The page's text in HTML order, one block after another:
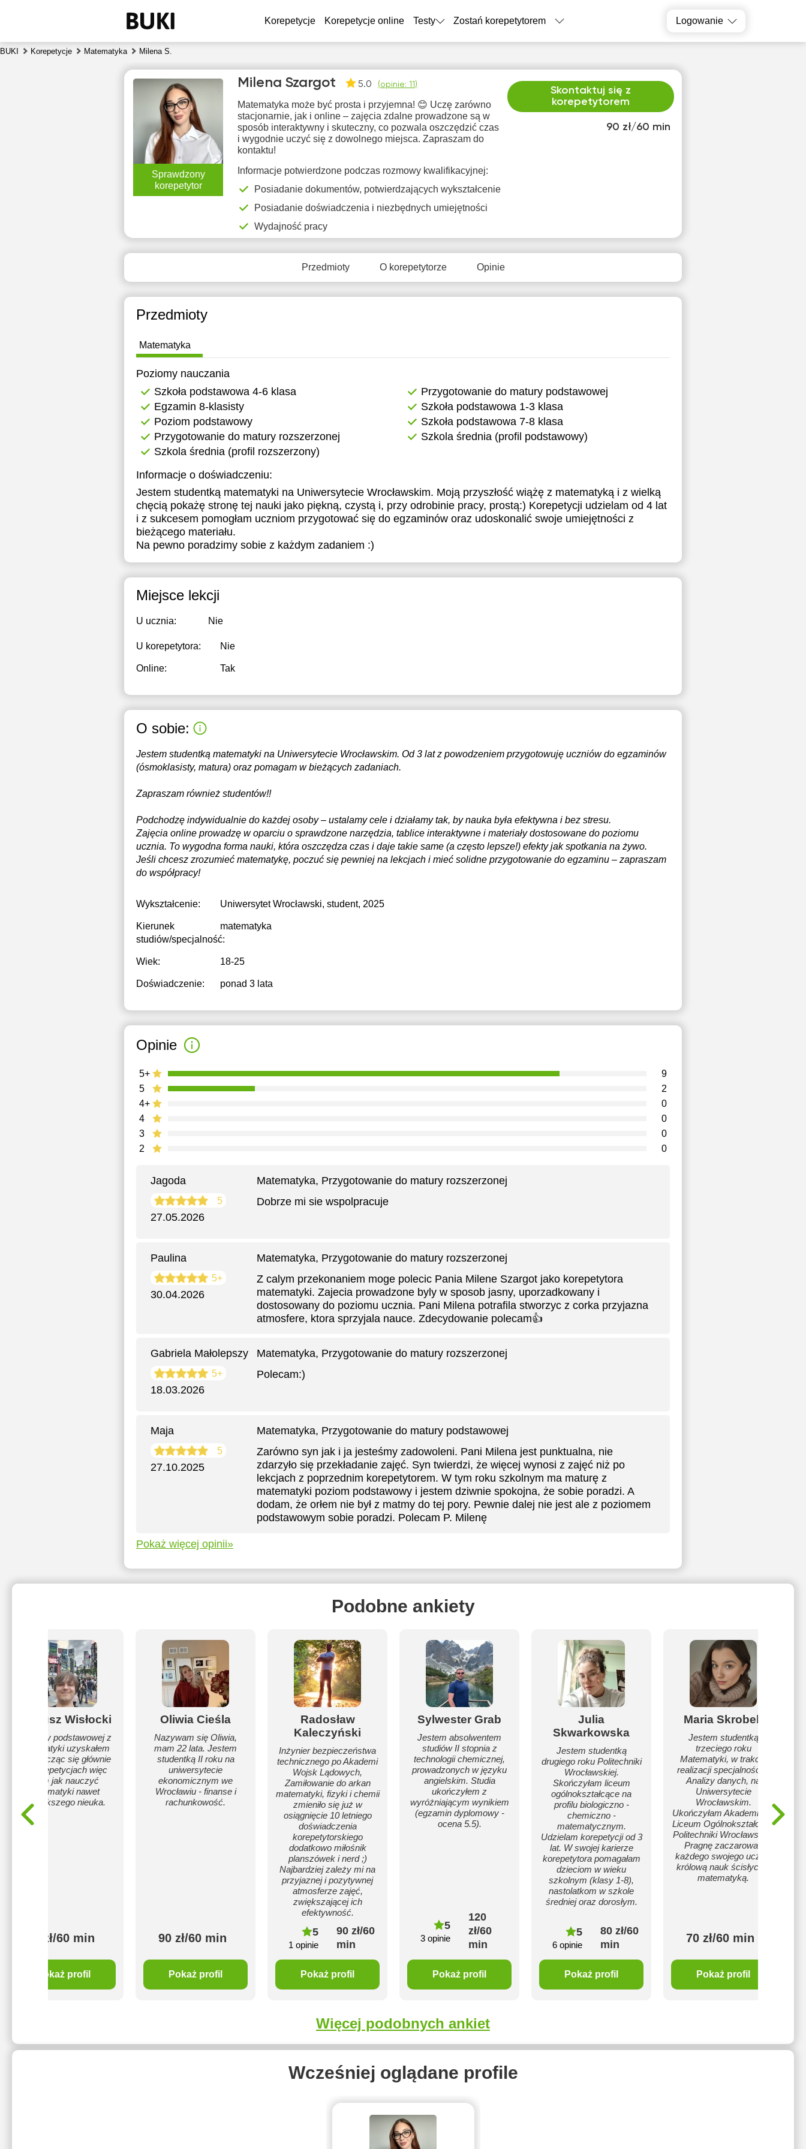
Korepetycje Korepetycje online Testy Zostań korepetytorem Logowanie
BUKI Korepetycje Matematyka Milena S.
Sprawdzony
korepetytor
90 zł/60 min
Skontaktuj się z
korepetytorem
Milena Szargot 5.0 (opinie: 11 )
Matematyka może być prosta i przyjemna! 😊 Uczę zarówno
stacjonarnie, jak i online – zajęcia zdalne prowadzone są w
sposób interaktywny i skuteczny, co pozwala oszczędzić czas
i wygodnie uczyć się z dowolnego miejsca. Zapraszam do
kontaktu!
Informacje potwierdzone podczas rozmowy kwalifikacyjnej:
Posiadanie dokumentów, potwierdzających wykształcenie
Posiadanie doświadczenia i niezbędnych umiejętności
Wydajność pracy
Przedmioty O korepetytorze Opinie
Przedmioty
Matematyka
Poziomy nauczania
Szkoła podstawowa 4-6 klasa
Przygotowanie do matury podstawowej
Egzamin 8-klasisty
Szkoła podstawowa 1-3 klasa
Poziom podstawowy
Szkoła podstawowa 7-8 klasa
Przygotowanie do matury rozszerzonej
Szkola średnia (profil podstawowy)
Szkola średnia (profil rozszerzony)
Informacje o doświadczeniu:
Jestem studentką matematyki na Uniwersytecie Wrocławskim. Moją przyszłość wiążę z matematyką i z wielką
chęcią pokażę stronę tej nauki jako piękną, czystą i, przy odrobinie pracy, prostą:) Korepetycji udzielam od 4 lat
i z sukcesem pomogłam uczniom przygotować się do egzaminów oraz udoskonalić swoje umiejętności z
bieżącego materiału.
Na pewno poradzimy sobie z każdym zadaniem :)
Miejsce lekcji
U ucznia: Nie
U korepetytora: Nie
Online: Tak
O sobie:
Jestem studentką matematyki na Uniwersytecie Wrocławskim. Od 3 lat z powodzeniem przygotowuję uczniów do egzaminów
(ósmoklasisty, matura) oraz pomagam w bieżących zadaniach.
Zapraszam również studentów!!
Podchodzę indywidualnie do każdej osoby – ustalamy cele i działamy tak, by nauka była efektywna i bez stresu.
Zajęcia online prowadzę w oparciu o sprawdzone narzędzia, tablice interaktywne i materiały dostosowane do poziomu
ucznia. To wygodna forma nauki, która oszczędza czas i daje takie same (a często lepsze!) efekty jak spotkania na żywo.
Jeśli chcesz zrozumieć matematykę, poczuć się pewniej na lekcjach i mieć solidne przygotowanie do egzaminu – zapraszam
do współpracy!
Wykształcenie: Uniwersytet Wrocławski, student, 2025
Kierunek
studiów/specjalność:
matematyka
Wiek: 18-25
Doświadczenie: ponad 3 lata
Opinie
2 0
3 0
4 0
4+ 0
5 2
5+ 9
Jagoda
5
27.05.2026
Matematyka, Przygotowanie do matury rozszerzonej
Dobrze mi sie wspolpracuje
Paulina
5+
30.04.2026
Matematyka, Przygotowanie do matury rozszerzonej
Z calym przekonaniem moge polecic Pania Milene Szargot jako korepetytora
matematyki. Zajecia prowadzone byly w sposob jasny, uporzadkowany i
dostosowany do poziomu ucznia. Pani Milena potrafila stworzyc z corka przyjazna
atmosfere, ktora sprzyjala nauce. Zdecydowanie polecam👍
Gabriela Małolepszy
5+
18.03.2026
Matematyka, Przygotowanie do matury rozszerzonej
Polecam:)
Maja
5
27.10.2025
Matematyka, Przygotowanie do matury podstawowej
Zarówno syn jak i ja jesteśmy zadowoleni. Pani Milena jest punktualna, nie
zdarzyło się przekładanie zajęć. Syn twierdzi, że więcej wynosi z zajęć niż po
lekcjach z poprzednim korepetytorem. W tym roku szkolnym ma maturę z
matematyki poziom podstawowy i jestem dziwnie spokojna, że sobie poradzi. A
dodam, że orłem nie był z matmy do tej pory. Pewnie dalej nie jest ale z poziomem
podstawowym sobie poradzi. Polecam P. Milenę
Pokaż więcej opinii»
Podobne ankiety
Mateusz Wisłocki
Z matury podstawowej z
matematyki uzyskałem
100% ucząc się głównie
na korepetycjach więc
wiem jak nauczyć
matematyki nawet
największego nieuka.
70 zł/60 min
Pokaż profil
Oliwia Cieśla
Nazywam się Oliwia,
mam 22 lata. Jestem
studentką II roku na
uniwersytecie
ekonomicznym we
Wrocławiu - finanse i
rachunkowość.
90 zł/60 min
Pokaż profil
Radosław
Kaleczyński
Inżynier bezpieczeństwa
technicznego po Akademi
Wojsk Lądowych,
Zamiłowanie do arkan
matematyki, fizyki i chemii
zmieniło się już w
osiągnięcie 10 letniego
doświadczenia
korepetytorskiego
dodatkowo miłośnik
planszówek i nerd ;)
Najbardziej zależy mi na
przyjaznej i pozytywnej
atmosferze zajęć,
zwiększającej ich
efektywność.
5
1 opinie
90 zł/60
min
Pokaż profil
Sylwester Grab
Jestem absolwentem
studiów II stopnia z
technologii chemicznej,
prowadzonych w języku
angielskim. Studia
ukończyłem z
wyróżniającym wynikiem
(egzamin dyplomowy -
ocena 5.5).
5
3 opinie
120
zł/60
min
Pokaż profil
Julia
Skwarkowska
Jestem studentką
drugiego roku Politechniki
Wrocławskiej.
Skończyłam liceum
ogólnokształcące na
profilu biologiczno -
chemiczno -
matematycznym.
Udzielam korepetycji od 3
lat. W swojej karierze
korepetytora pomagałam
dzieciom w wieku
szkolnym (klasy 1-8),
nastolatkom w szkole
średniej oraz dorosłym.
5
6 opinie
80 zł/60
min
Pokaż profil
Maria Skrobek
Jestem studentką
trzeciego roku
Matematyki, w trakcie
realizacji specjalności z
Analizy danych, na
Uniwersytecie
Wrocławskim.
Ukończyłam Akademickie
Liceum Ogólnokształcące
Politechniki Wrocławskiej.
Pragnę zaczarować
każdego swojego ucznia
królową nauk ścisłych –
matematyką.
70 zł/60 min
Pokaż profil
Więcej podobnych ankiet
Wcześniej oglądane profile
sob
8
nie
pon
wto
śro
Brak
dostępnych
terminów
Brak
terminów
Brak
Brak